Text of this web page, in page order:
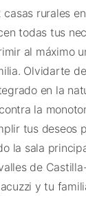
rurales
todas tus
al máximo
Olvidarte
en la
la
tus deseos
la sala
de
y tu